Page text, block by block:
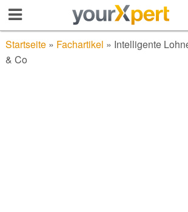
Startseite» Fachartikel » Intelligente
& Co